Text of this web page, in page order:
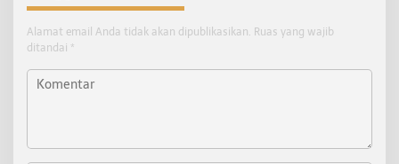
Alamat email Anda tidak akan dipublikasikan. Ruas yang wajib
ditandai *